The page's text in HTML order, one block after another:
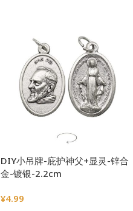
DIY小吊牌-庇护神父+显灵-锌合
金-镀银-2.2cm
¥4.99